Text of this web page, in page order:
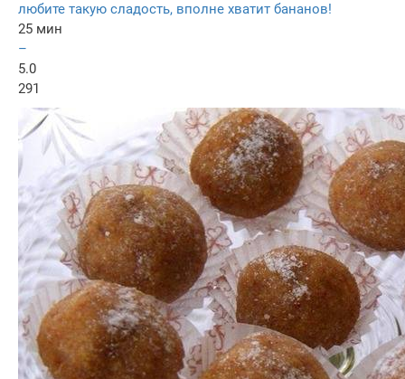
любите такую сладость, вполне хватит бананов!
25 мин
–
5.0
291